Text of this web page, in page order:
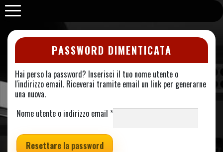
Purabrace
PASSWORD DIMENTICATA
Hai perso la password? Inserisci il tuo nome utente o
l'indirizzo email. Riceverai tramite email un link per generarne
una nuova.
Nome utente o indirizzo email *Richiesto
Resettare la password